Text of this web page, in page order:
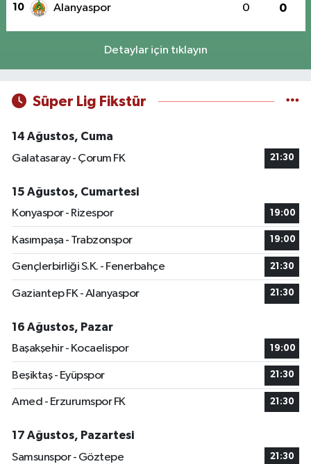
10 Alanyaspor 0 0
Detaylar için tıklayın
Süper Lig Fikstür
14 Ağustos, Cuma
Galatasaray - Çorum FK
21:30
15 Ağustos, Cumartesi
Konyaspor - Rizespor
19:00
Kasımpaşa - Trabzonspor 19:00
Gençlerbirliği S.K. - Fenerbahçe 21:30
Gaziantep FK - Alanyaspor 21:30
16 Ağustos, Pazar
Başakşehir - Kocaelispor
19:00
Beşiktaş - Eyüpspor 21:30
Amed - Erzurumspor FK 21:30
17 Ağustos, Pazartesi
Samsunspor - Göztepe
21:30